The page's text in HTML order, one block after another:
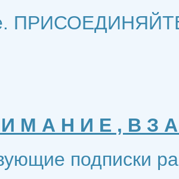
М А Н И Е , В З
подписки